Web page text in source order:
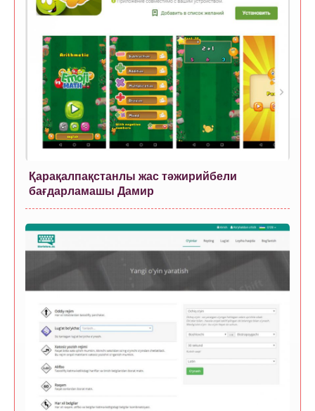
Қарақалпақстанлы жас тәжирийбели
бағдарламашы Дамир